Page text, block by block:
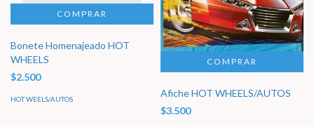
Bonete Homenajeado HOT
WHEELS
$2.500
HOT WEELS/AUTOS
Afiche HOT WHEELS/AUTOS
$3.500